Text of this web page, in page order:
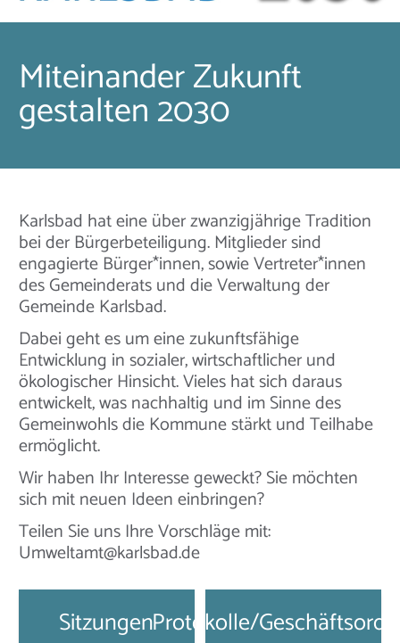
Miteinander Zukunft
gestalten 2030
Karlsbad hat eine über zwanzigjährige Tradition
bei der Bürgerbeteiligung. Mitglieder sind
engagierte Bürger*innen, sowie Vertreter*innen
des Gemeinderats und die Verwaltung der
Gemeinde Karlsbad.
Dabei geht es um eine zukunftsfähige
Entwicklung in sozialer, wirtschaftlicher und
ökologischer Hinsicht. Vieles hat sich daraus
entwickelt, was nachhaltig und im Sinne des
Gemeinwohls die Kommune stärkt und Teilhabe
ermöglicht.
Wir haben Ihr Interesse geweckt? Sie möchten
sich mit neuen Ideen einbringen?
Teilen Sie uns Ihre Vorschläge mit:
Umweltamt@karlsbad.de
SitzungenProtokolle/